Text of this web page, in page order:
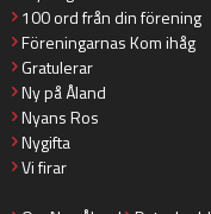
100 ord från din förening
Föreningarnas Kom ihåg
Gratulerar
Ny på Åland
Nyans Ros
Nygifta
Vi firar